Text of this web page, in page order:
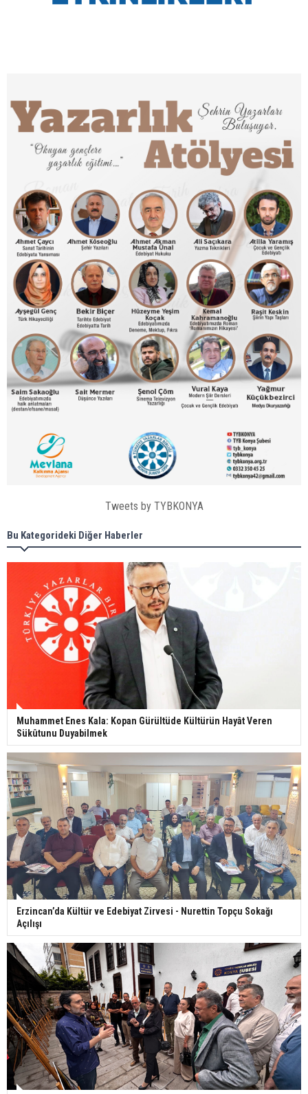
Tweets by TYBKONYA
Bu Kategorideki Diğer Haberler
Muhammet Enes Kala: Kopan Gürültüde Kültürün Hayât Veren
Sükûtunu Duyabilmek
Erzincan’da Kültür ve Edebiyat Zirvesi - Nurettin Topçu Sokağı
Açılışı